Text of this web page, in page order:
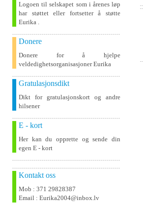
Logoen til selskapet som i årenes løp
har støttet eller fortsetter å støtte
Eurika .
Donere
Donere for å hjelpe
veldedighetsorganisasjoner Eurika
Gratulasjonsdikt
Dikt for gratulasjonskort og andre
hilsener
E - kort
Her kan du opprette og sende din
egen E - kort
Kontakt oss
Mob : 371 29828387
Email : Eurika2004@inbox.lv